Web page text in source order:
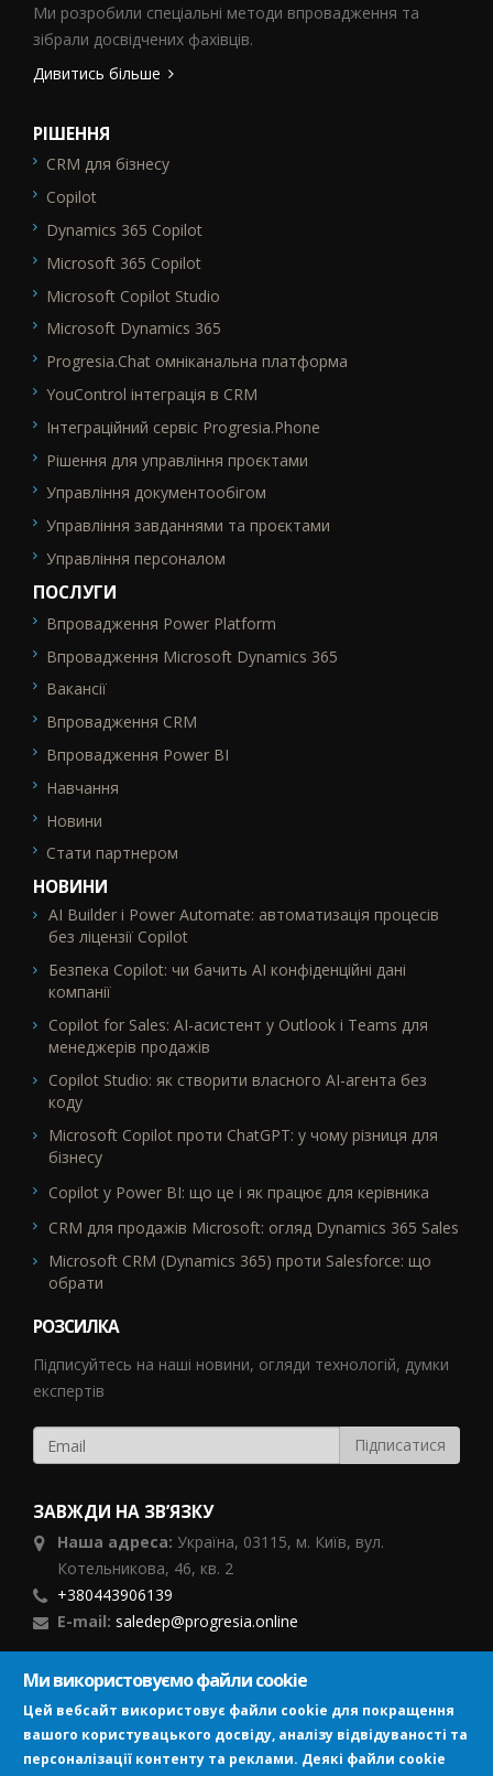
Ми розробили спеціальні методи впровадження та
зібрали досвідчених фахівців.
Дивитись більше
РІШЕННЯ
SEO_FTR1
CRM для бізнесу
Copilot
Dynamics 365 Copilot
Microsoft 365 Copilot
Microsoft Copilot Studio
Microsoft Dynamics 365
Progresia.Chat омніканальна платформа
YouControl інтеграція в CRM
Інтеграційний сервіс Progresia.Phone
Рішення для управління проєктами
Управління документообігом
Управління завданнями та проєктами
Управління персоналом
ПОСЛУГИ
SEO_FTR2
Впровадження Power Platform
Впровадження Microsoft Dynamics 365
Вакансії
Впровадження CRM
Впровадження Power BI
Навчання
Новини
Стати партнером
НОВИНИ
AI Builder і Power Automate: автоматизація процесів
без ліцензії Copilot
Безпека Copilot: чи бачить AI конфіденційні дані
компанії
Copilot for Sales: AI-асистент у Outlook і Teams для
менеджерів продажів
Copilot Studio: як створити власного AI-агента без
коду
Microsoft Copilot проти ChatGPT: у чому різниця для
бізнесу
Copilot у Power BI: що це і як працює для керівника
CRM для продажів Microsoft: огляд Dynamics 365 Sales
Microsoft CRM (Dynamics 365) проти Salesforce: що
обрати
РОЗСИЛКА
Підписуйтесь на наші новини, огляди технологій, думки
експертів
ЗАВЖДИ НА ЗВ’ЯЗКУ
Наша адреса: Україна, 03115, м. Київ, вул.
Котельникова, 46, кв. 2
+380443906139
E-mail: saledep@progresia.online
ПІДПИСУЙСЯ
Ми використовуємо файли cookie
Цей вебсайт використовує файли cookie для покращення
вашого користувацького досвіду, аналізу відвідуваності та
персоналізації контенту та реклами. Деякі файли cookie